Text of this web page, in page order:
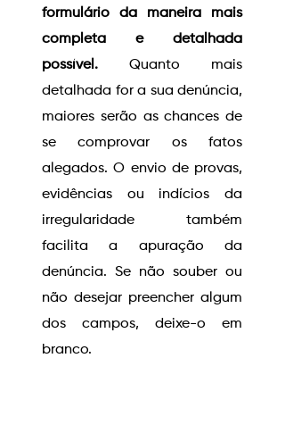
formulário da maneira mais
completa e detalhada
possível. Quanto mais
detalhada for a sua denúncia,
maiores serão as chances de
se comprovar os fatos
alegados. O envio de provas,
evidências ou indícios da
irregularidade também
facilita a apuração da
denúncia. Se não souber ou
não desejar preencher algum
dos campos, deixe-o em
branco.